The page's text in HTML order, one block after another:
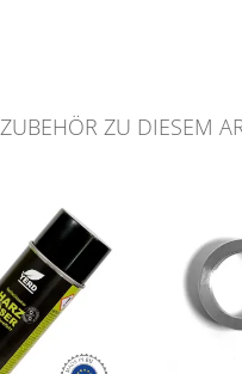
ZUBEHÖR ZU DIESEM